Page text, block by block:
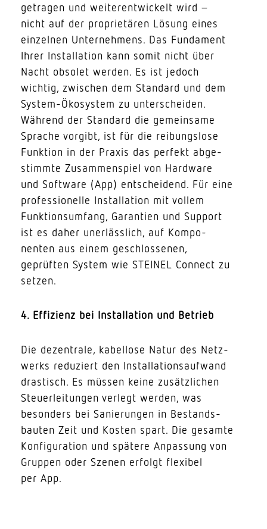
getragen und weiter­ent­wi­ckelt wird –
nicht auf der proprie­tären Lösung eines
einzelnen Unter­nehmens. Das Fundament
Ihrer Instal­lation kann somit nicht über
Nacht obsolet werden. Es ist jedoch
wichtig, zwischen dem Standard und dem
System-Ökosystem zu unter­scheiden.
Während der Standard die gemeinsame
Sprache vorgibt, ist für die reibungslose
Funktion in der Praxis das perfekt abge­
stimmte Zusam­men­spiel von Hardware
und Software (App) entscheidend. Für eine
profes­sio­nelle Instal­lation mit vollem
Funk­ti­ons­umfang, Garantien und Support
ist es daher uner­lässlich, auf Kompo­
nenten aus einem geschlos­senen,
geprüften System wie STEINEL Connect zu
setzen.
4. Effi­zienz bei Instal­lation und Betrieb
Die dezen­trale, kabellose Natur des Netz­
werks redu­ziert den Instal­la­ti­ons­aufwand
dras­tisch. Es müssen keine zusätz­lichen
Steu­er­lei­tungen verlegt werden, was
besonders bei Sanie­rungen in Bestands­
bauten Zeit und Kosten spart. Die gesamte
Konfi­gu­ration und spätere Anpassung von
Gruppen oder Szenen erfolgt flexibel
per App.